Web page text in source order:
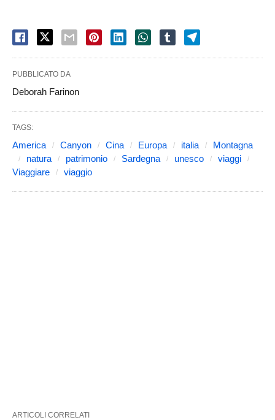
PUBBLICATO DA
Deborah Farinon
TAGS:
America Canyon Cina Europa italia
Montagna
natura
patrimonio Sardegna unesco
viaggi
Viaggiare
viaggio
ARTICOLI CORRELATI